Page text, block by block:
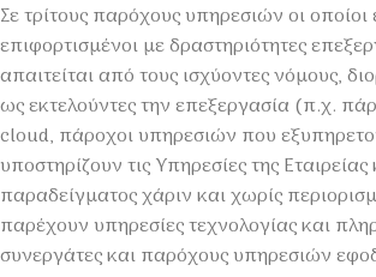
Σε τρίτους παρόχους υπηρεσιών οι οποίοι
επιφορτισμένοι με δραστηριότητες
απαιτείται από τους ισχύοντες νόμους,
ως εκτελούντες την επεξεργασία (π.χ.
cloud, πάροχοι υπηρεσιών που
υποστηρίζουν τις Υπηρεσίες της
παραδείγματος χάριν και χωρίς
παρέχουν υπηρεσίες τεχνολογίας και
συνεργάτες και παρόχους υπηρεσιών